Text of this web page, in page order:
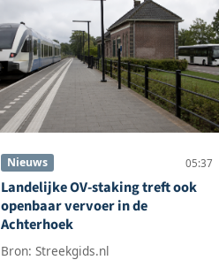
Nieuws 05:37
Landelijke OV-staking treft ook
openbaar vervoer in de
Achterhoek
Bron: Streekgids.nl